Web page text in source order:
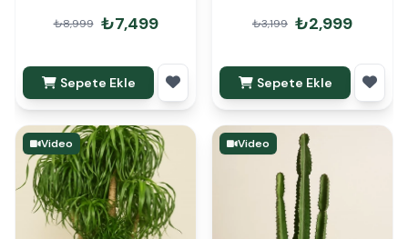
₺8,999 ₺7,499
Sepete Ekle
90cm
₺3,199 ₺2,999
Sepete Ekle
Video Video